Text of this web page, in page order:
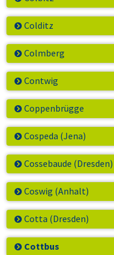
Colditz
Colmberg
Contwig
Coppenbrügge
Cospeda (Jena)
Cossebaude (Dresden)
Coswig (Anhalt)
Cotta (Dresden)
Cottbus